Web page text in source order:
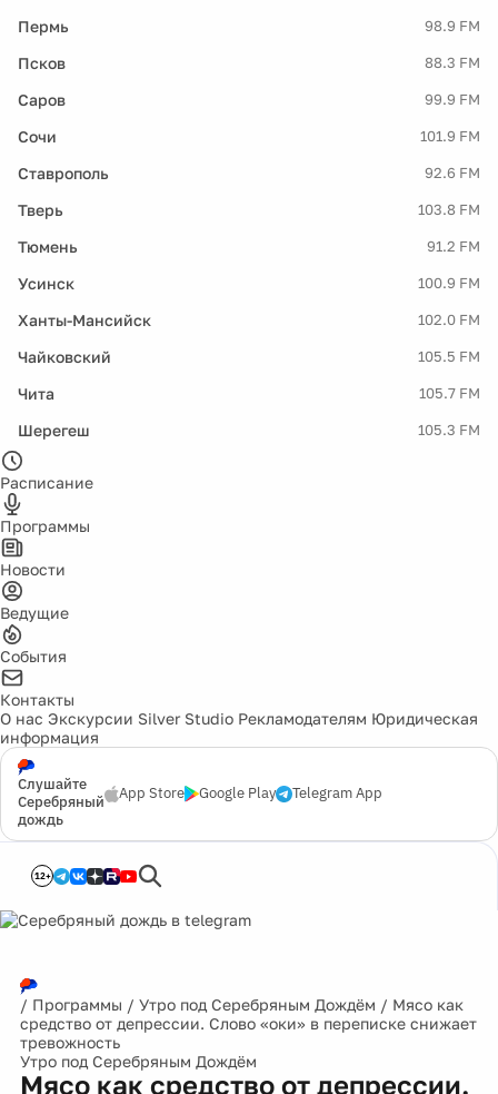
Пермь 98.9 FM
Псков 88.3 FM
Саров 99.9 FM
Сочи 101.9 FM
Ставрополь 92.6 FM
Тверь 103.8 FM
Тюмень 91.2 FM
Усинск 100.9 FM
Ханты-Мансийск 102.0 FM
Чайковский 105.5 FM
Чита 105.7 FM
Шерегеш 105.3 FM
Расписание
Программы
Новости
Ведущие
События
Контакты
О нас Экскурсии Silver Studio Рекламодателям Юридическая
информация
Слушайте
Серебряный
дождь
App Store Google Play Telegram App
12+
/ Программы / Утро под Серебряным Дождём / Мясо как
средство от депрессии. Слово «оки» в переписке снижает
тревожность
Утро под Серебряным Дождём
Мясо как средство от депрессии.